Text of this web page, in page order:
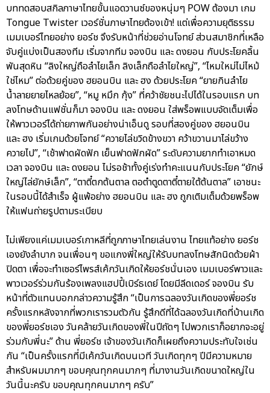
บททดสอบสกิลภาษาไทยขั้นแอดวานซ์ของหนุ่มๆ POW ต้องมา เกม
Tongue Twister เวอร์ชั่นภาษาไทยต้องเข้า! แต่เพื่อความยุติธรรม
เมมเบอร์ไทยอย่าง ยอร์ช จึงรับหน้าที่ช่วยอ่านโจทย์ ส่วนสมาชิกที่เหลือ
จับคู่แบ่งเป็นสองทีม เริ่มจากทีม จองบิน และ ดงยอน กับประโยคลิ้น
พันสุดหิน “ลิงใหญ่ถือลำไยเล็ก ลิงเล็กถือลำไยใหญ่”, “ไหมใหม่ไม่ไหม้
ใช่ไหม” ต่อด้วยคู่ของ ฮยอนบิน และ ฮง ด้วยประโยค “ยายกินลำไย
น้ำลายยายไหลย้อย”, “หมู หมึก กุ้ง” ที่คว้าชัยชนะไปได้ในรอบแรก บท
ลงโทษด้านแฟชั่นก็มา จองบิน และ ดงยอน ใส่พร็อพแบบจัดเต็มเพื่อ
ให้พาวเวอร์ได้ถ่ายภาพกันอย่างน่าเอ็นดู รอบที่สองคู่ของ ฮยอนบิน
และ ฮง เริ่มเกมด้วยโจทย์ “ควายไล่ขวิดข้างขวา คว้าขวานมาไล่ขว้าง
ควายไป”, “เช้าฟาดผัดฟัก เย็นฟาดฟักผัด” ระดับความยากทำเอาหมด
เวลา จองบิน และ ดงยอน ไม่รอช้าทั้งคู่เร่งทำคะแนนกับประโยค “ยักษ์
ใหญ่ไล่ยักษ์เล็ก”, “ตาตี๋ตกต้นตาล ตอตำตูดตาตี๋ตายใต้ต้นตาล” เอาชนะ
ในรอบนี้ได้สำเร็จ ผู้แพ้อย่าง ฮยอนบิน และ ฮง ถูกเติมเต็มด้วยพร็อพ
ให้แฟนถ่ายรูปตามระเบียบ
ไม่เพียงแค่เมมเบอร์เกาหลีที่ถูกภาษาไทยเล่นงาน ไทยแท้อย่าง ยอร์ช
เองยังลำบาก จนเพื่อนๆ ขอแกงพี่ใหญ่ให้รับบทลงโทษสักนิดด้วยผ้า
ปิดตา เพื่อจะทำเซอร์ไพรส์เค้กวันเกิดให้ยอร์ชนั่นเอง เมมเบอร์พาวและ
พาวเวอร์ร่วมกันร้องเพลงแฮปปี้เบิร์ธเดย์ โดยมีลีดเดอร์ จองบิน รับ
หน้าที่ตัวแทนบอกกล่าวความรู้สึก “เป็นการฉลองวันเกิดของพี่ยอร์ช
ครั้งแรกหลังจากที่พวกเรารวมตัวกัน รู้สึกดีที่ได้ฉลองวันเกิดที่บ้านเกิด
ของพี่ยอร์ชเอง วันคล้ายวันเกิดของพี่ในปีถัดๆ ไปพวกเราก็อยากจะอยู่
ร่วมกับพี่นะ” ด้าน พี่ยอร์ช เจ้าของวันเกิดก็เผยถึงความประทับใจเช่น
กัน “เป็นครั้งแรกที่มีเค้กวันเกิดบนเวที วันเกิดทุกๆ ปีมีความหมาย
สำหรับผมมากๆ ขอบคุณทุกคนมากๆ ที่มางานวันเกิดขนาดใหญ่ใน
วันนี้นะครับ ขอบคุณทุกคนมากๆ ครับ”